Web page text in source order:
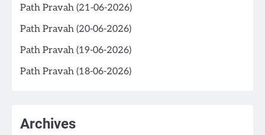
Path Pravah (21-06-2026)
Path Pravah (20-06-2026)
Path Pravah (19-06-2026)
Path Pravah (18-06-2026)
Archives